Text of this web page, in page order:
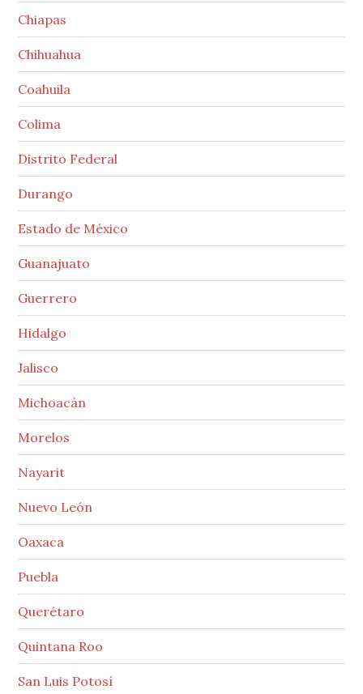
Chiapas
Chihuahua
Coahuila
Colima
Distrito Federal
Durango
Estado de México
Guanajuato
Guerrero
Hidalgo
Jalisco
Michoacán
Morelos
Nayarit
Nuevo León
Oaxaca
Puebla
Querétaro
Quintana Roo
San Luis Potosí